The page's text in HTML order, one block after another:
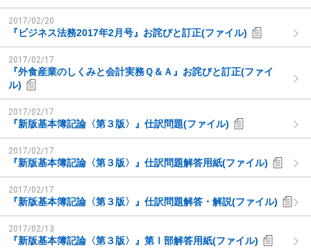
2017/02/20
『ビジネス法務2017年2月号』お詫びと訂正(ファイル)
2017/02/17
『外食産業のしくみと会計実務Ｑ＆Ａ』お詫びと訂正(ファイ
ル)
2017/02/17
『新版基本簿記論〈第３版〉』仕訳問題(ファイル)
2017/02/17
『新版基本簿記論〈第３版〉』仕訳問題解答用紙(ファイル)
2017/02/17
『新版基本簿記論〈第３版〉』仕訳問題解答・解説(ファイル)
2017/02/13
『新版基本簿記論〈第３版〉』第Ⅰ部解答用紙(ファイル)